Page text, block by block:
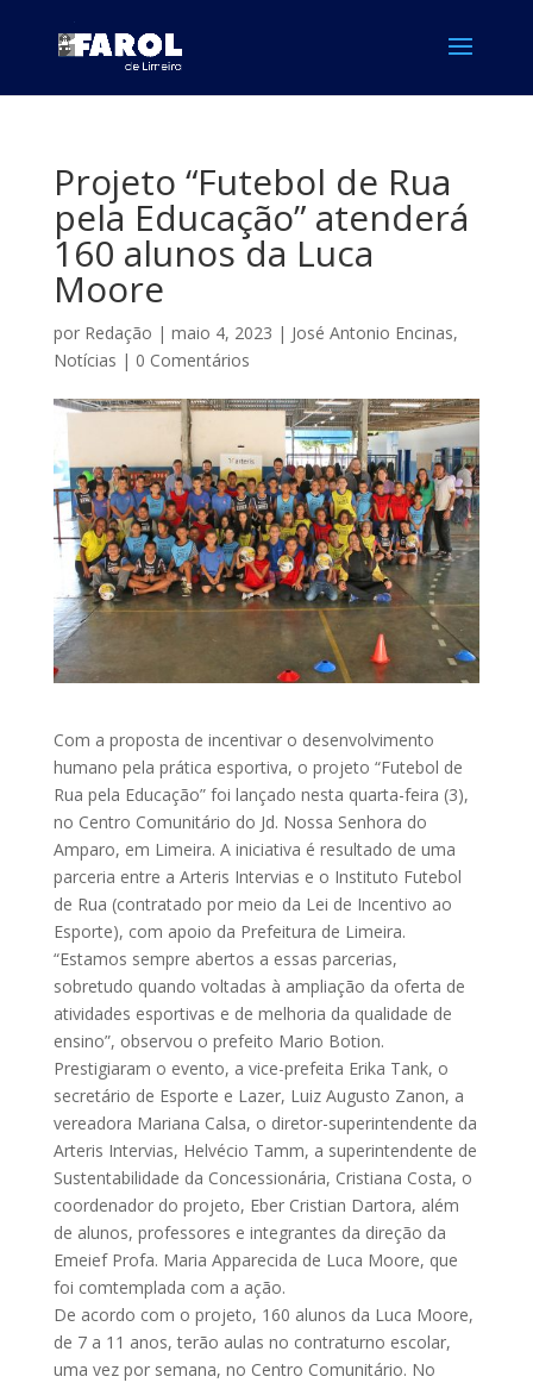
Projeto “Futebol de Rua
pela Educação” atenderá
160 alunos da Luca
Moore
por Redação | maio 4, 2023 | José Antonio Encinas,
Notícias | 0 Comentários
Com a proposta de incentivar o desenvolvimento
humano pela prática esportiva, o projeto “Futebol de
Rua pela Educação” foi lançado nesta quarta-feira (3),
no Centro Comunitário do Jd. Nossa Senhora do
Amparo, em Limeira. A iniciativa é resultado de uma
parceria entre a Arteris Intervias e o Instituto Futebol
de Rua (contratado por meio da Lei de Incentivo ao
Esporte), com apoio da Prefeitura de Limeira.
“Estamos sempre abertos a essas parcerias,
sobretudo quando voltadas à ampliação da oferta de
atividades esportivas e de melhoria da qualidade de
ensino”, observou o prefeito Mario Botion.
Prestigiaram o evento, a vice-prefeita Erika Tank, o
secretário de Esporte e Lazer, Luiz Augusto Zanon, a
vereadora Mariana Calsa, o diretor-superintendente da
Arteris Intervias, Helvécio Tamm, a superintendente de
Sustentabilidade da Concessionária, Cristiana Costa, o
coordenador do projeto, Eber Cristian Dartora, além
de alunos, professores e integrantes da direção da
Emeief Profa. Maria Apparecida de Luca Moore, que
foi comtemplada com a ação.
De acordo com o projeto, 160 alunos da Luca Moore,
de 7 a 11 anos, terão aulas no contraturno escolar,
uma vez por semana, no Centro Comunitário. No